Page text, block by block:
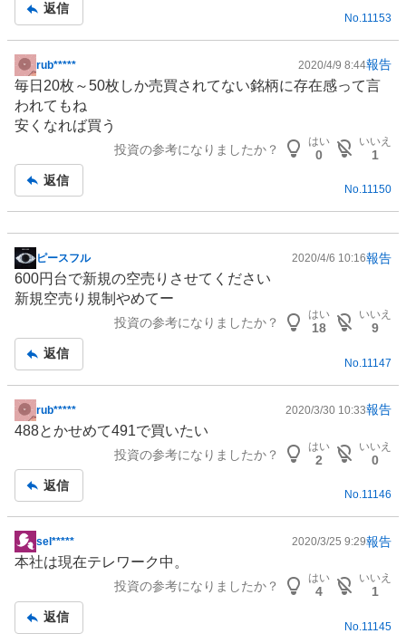
返信
No. 11153
掲
示
板
記
rub***** 2020/4/9 8:44報告
毎日20枚～50枚しか売買されてない銘柄に存在感って言
われてもね
安くなれば買う
投資の参考になりましたか？
はい
0
いいえ
1
返信
No.11150
掲
示
板
ピースフル 2020/4/6 10:16報告
600円台で新規の空売りさせてください
新規空売り規制やめてー
投資の参考になりましたか？
はい
18
いいえ
9
返信
No. 11147
掲
示
事
rub***** 2020/3/30 10:33報告
488とかせめて491で買いたい
投資の参考になりましたか？
はい
2
いいえ
0
返信
No.11146
掲
示
事
sel***** 2020/3/25 9:29報告
本社は現在テレワーク中。
投資の参考になりましたか？
はい
4
いいえ
1
返信
No. 11145